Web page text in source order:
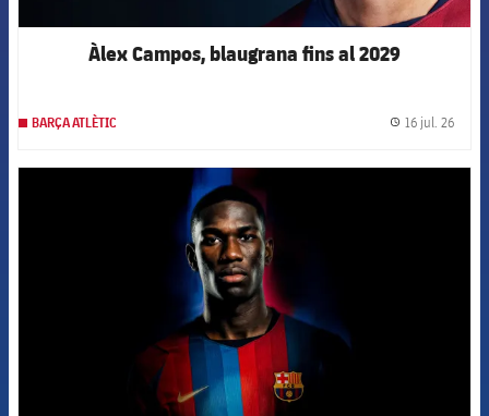
Àlex Campos, blaugrana fins al 2029
BARÇA ATLÈTIC 16 jul. 26